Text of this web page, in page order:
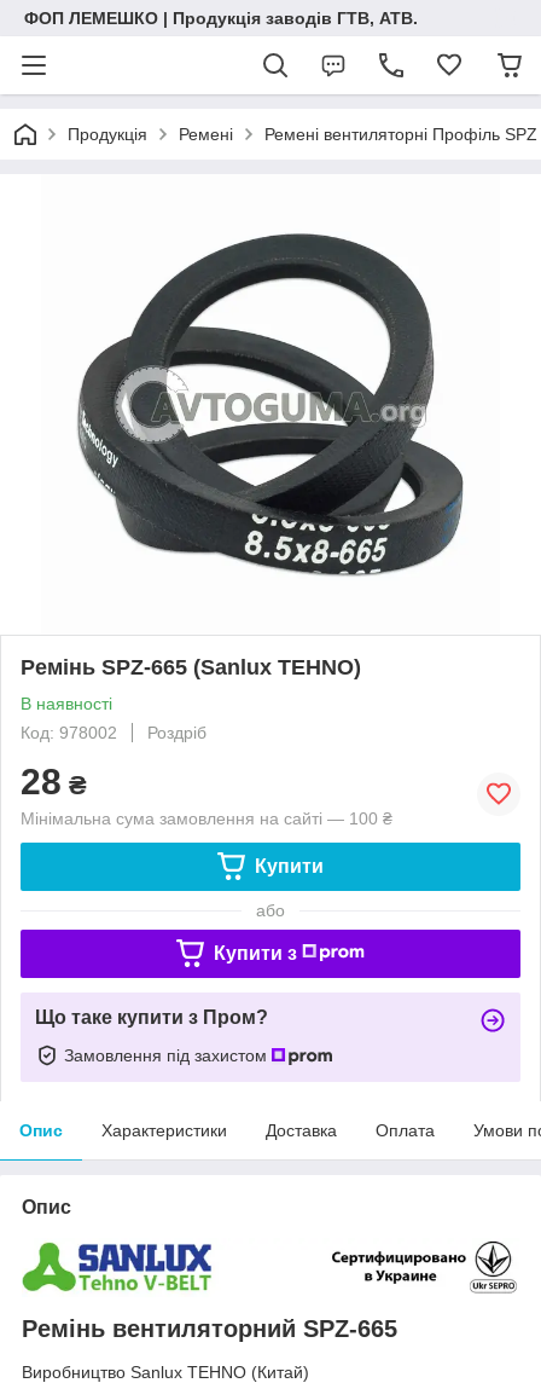
ФОП ЛЕМЕШКО | Продукція заводів ГТВ, АТВ.
Продукція Ремені Ремені вентиляторні Профіль
Ремінь SPZ-665 (Sanlux TEHNO)
В наявності
Код: 978002
Роздріб
28 ₴
Мінімальна сума замовлення на сайті — 100 ₴
Купити
або
Купити з
Що таке купити з Пром?
Замовлення під захистом
Опис Характеристики Доставка Оплата Умови
Опис
Ремінь вентиляторний SPZ-665
Виробництво Sanlux TEHNO (Китай)